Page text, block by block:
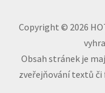
Copyright © 2026
Obsah stránek je
zveřejňování textů